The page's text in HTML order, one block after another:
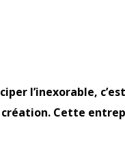
l’inexorable, c’est
création. Cette